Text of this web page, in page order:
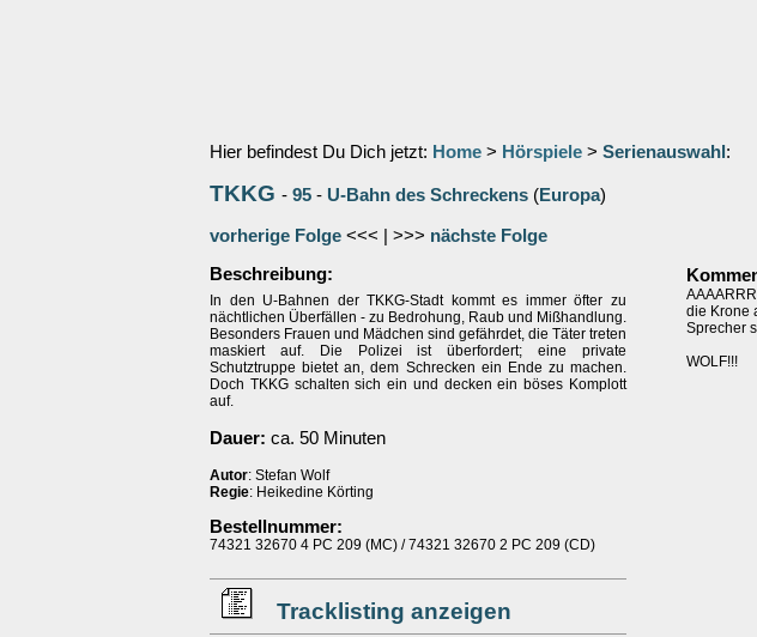
Hier befindest Du Dich jetzt: Home > Hörspiele > Serienauswahl :
TKKG - 95 - U-Bahn des Schreckens (Europa)
vorherige Folge <<< | >>> nächste Folge
Beschreibung:
In den U-Bahnen der TKKG-Stadt kommt es immer öfter zu
nächtlichen Überfällen - zu Bedrohung, Raub und Mißhandlung.
Besonders Frauen und Mädchen sind gefährdet, die Täter treten
maskiert auf. Die Polizei ist überfordert; eine private
Schutztruppe bietet an, dem Schrecken ein Ende zu machen.
Doch TKKG schalten sich ein und decken ein böses Komplott
auf.
Dauer: ca. 50 Minuten
Autor: Stefan Wolf
Regie: Heikedine Körting
Bestellnummer:
74321 32670 4 PC 209 (MC) / 74321 32670 2 PC 209 (CD)
Tracklisting anzeigen
die Krone
Sprecher
WOLF!!!